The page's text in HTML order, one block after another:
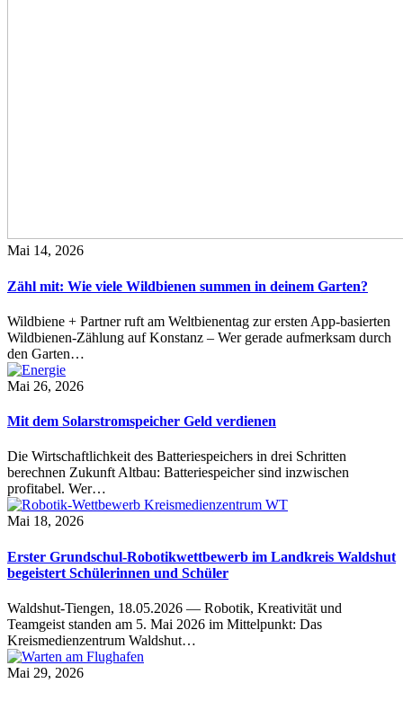
Mai 14, 2026
Zähl mit: Wie viele Wildbienen summen in deinem Garten?
Wildbiene + Partner ruft am Weltbienentag zur ersten App-basierten
Wildbienen-Zählung auf Konstanz – Wer gerade aufmerksam durch
den Garten…
Mai 26, 2026
Mit dem Solarstromspeicher Geld verdienen
Die Wirtschaftlichkeit des Batteriespeichers in drei Schritten
berechnen Zukunft Altbau: Batteriespeicher sind inzwischen
profitabel. Wer…
Mai 18, 2026
Erster Grundschul-Robotikwettbewerb im Landkreis Waldshut
begeistert Schülerinnen und Schüler
Waldshut-Tiengen, 18.05.2026 — Robotik, Kreativität und
Teamgeist standen am 5. Mai 2026 im Mittelpunkt: Das
Kreismedienzentrum Waldshut…
Mai 29, 2026